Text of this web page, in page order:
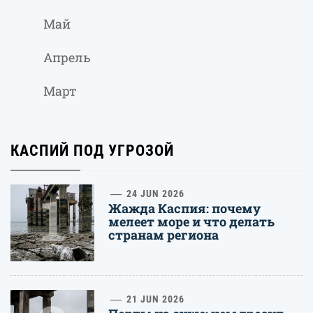
Май
Апрель
Март
КАСПИЙ ПОД УГРОЗОЙ
1 24 JUN 2026
Жажда Каспия: почему
мелеет море и что делать
странам региона
21 JUN 2026